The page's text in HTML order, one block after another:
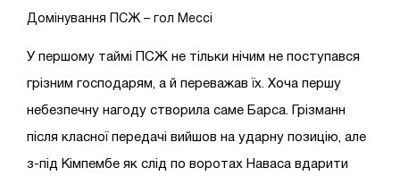
Домінування ПСЖ – гол Мессі
У першому таймі ПСЖ не тільки нічим не поступався
грізним господарям, а й переважав їх. Хоча першу
небезпечну нагоду створила саме Барса. Грізманн
після класної передачі вийшов на ударну позицію, але
з-під Кімпембе як слід по воротах Наваса вдарити